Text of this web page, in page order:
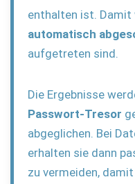
enthalten ist. Damit
automatisch
aufgetreten sind.
Die Ergebnisse
Passwort-Tresor
abgeglichen. Bei
erhalten sie dann
zu vermeiden,